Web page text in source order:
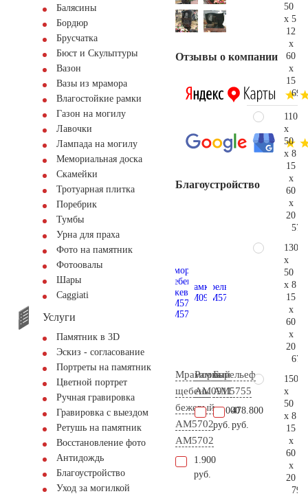
Балясины
Бордюр
Брусчатка
Бюст и Скульптуры
Вазон
Вазы из мрамора
Влагостойкие рамки
Газон на могилу
Лавочки
Лампада на могилу
Мемориальная доска
Скамейки
Тротуарная плитка
Поребрик
Тумбы
Урна для праха
Фото на памятник
Фотоовалы
Шары
Сaggiati
Услуги
Памятник в 3D
Эскиз - согласование
Портреты на памятник
Цветной портрет
Ручная гравировка
Гравировка с выездом
Ретушь на памятник
Восстановление фото
Антидождь
Благоустройство
Уход за могилкой
Отзывы о компании
Благоустройство
Мраморный
щебень
бежевый
АМ5702
AM5702
1.900
руб.
Рамка
AM0911
23.000
руб.
Барельеф
AM5755
478.800
руб.
50
x 5
12
x
60
x
15
110
x
50
x 8
15
x
60
x
20
130
x
50
x 8
15
x
60
x
20
150
x
50
x 8
15
x
60
x
20